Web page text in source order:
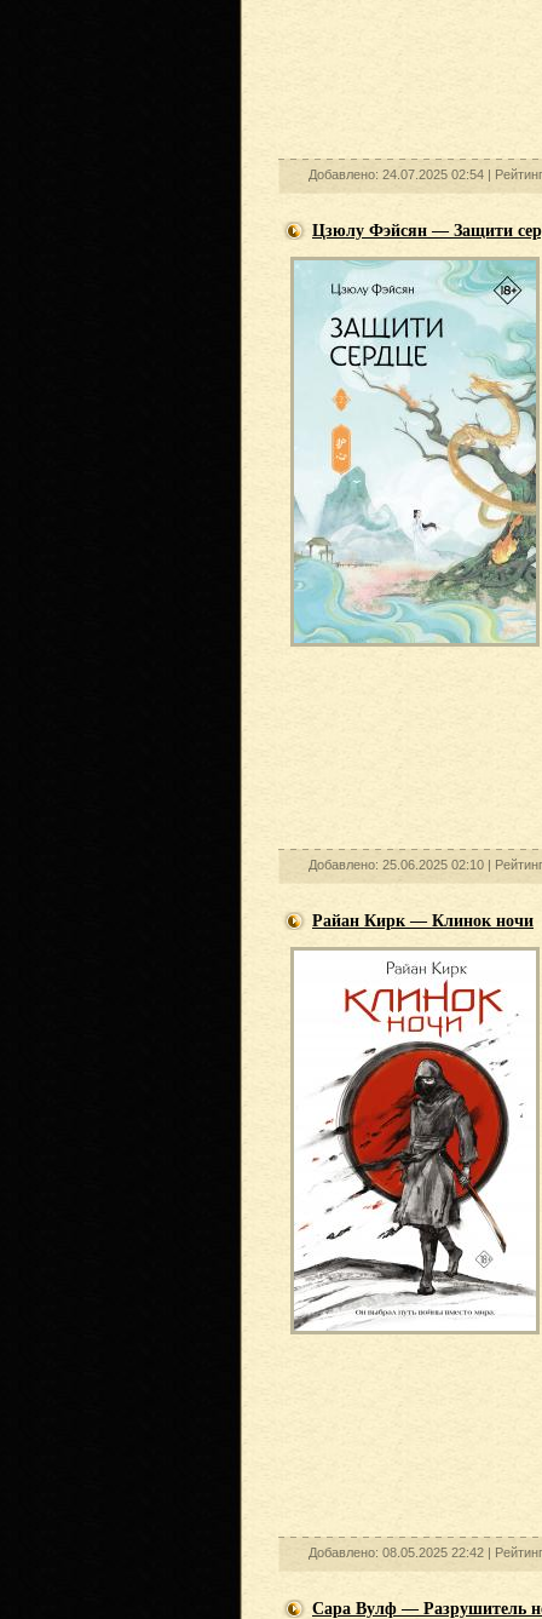
Добавлено: 24.07.2025 02:54 |
Цзюлу Фэйсян — Защити
Добавлено: 25.06.2025 02:10 |
Райан Кирк — Клинок ночи
Добавлено: 08.05.2025 22:42 |
Сара Вулф — Разрушитель